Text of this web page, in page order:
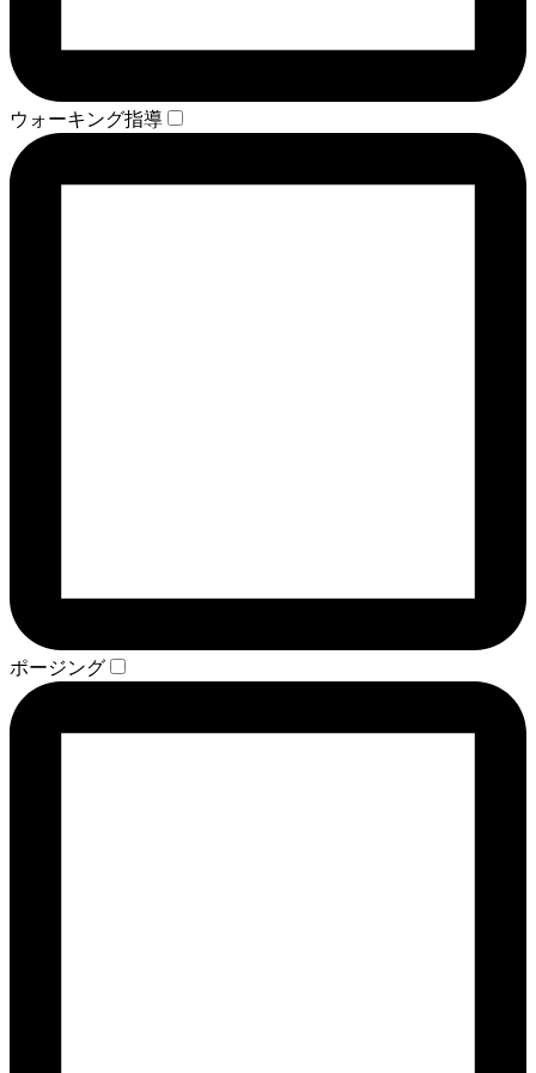
ウォーキング指導
ポージング